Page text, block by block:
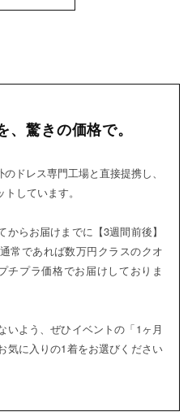
、驚きの価格で。
ドレス専門工場と直接提携し、
しています。
らお届けまでに【3週間前後】
常であれば数万円クラスのクオ
チプラ価格でお届けしておりま
いよう、ぜひイベントの「1ヶ月
気に入りの1着をお選びください